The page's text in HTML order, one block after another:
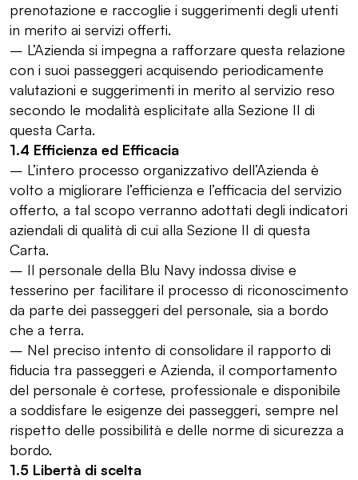
prenotazione e raccoglie i suggerimenti degli utenti
in merito ai servizi offerti.
– L’Azienda si impegna a rafforzare questa relazione
con i suoi passeggeri acquisendo periodicamente
valutazioni e suggerimenti in merito al servizio reso
secondo le modalità esplicitate alla Sezione II di
questa Carta.
1.4 Efficienza ed Efficacia
– L’intero processo organizzativo dell’Azienda è
volto a migliorare l’efficienza e l’efficacia del servizio
offerto, a tal scopo verranno adottati degli indicatori
aziendali di qualità di cui alla Sezione II di questa
Carta.
– Il personale della Blu Navy indossa divise e
tesserino per facilitare il processo di riconoscimento
da parte dei passeggeri del personale, sia a bordo
che a terra.
– Nel preciso intento di consolidare il rapporto di
fiducia tra passeggeri e Azienda, il comportamento
del personale è cortese, professionale e disponibile
a soddisfare le esigenze dei passeggeri, sempre nel
rispetto delle possibilità e delle norme di sicurezza a
bordo.
1.5 Libertà di scelta